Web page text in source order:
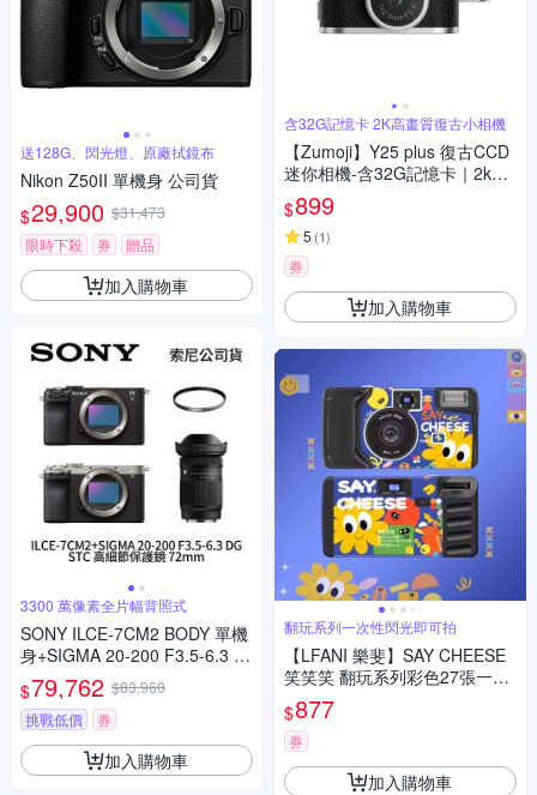
送128G、閃光燈、原廠拭鏡布
Nikon Z50II 單機身 公司貨
$29,900 $31,473
限時下殺
券 贈品
加入購物車
3300 萬像素全片幅背照式
SONY ILCE-7CM2 BODY 單機
身+SIGMA 20-200 F3.5-6.3 D
G+STC 高細節保護鏡 72mm A
7CM2 A7C二代 (公司貨)
$79,762 $83,960
挑戰低價
券
加入購物車
含32G記憶卡 2K高畫質復古小相機
【Zumoji】Y25 plus 復古CCD
迷你相機-含32G記憶卡｜2k畫
質 大螢幕 網紅推薦款 穿搭配件
聖誕禮物
$899
5 (1)
券
加入購物車
翻玩系列一次性閃光即可拍
【LFANI 樂斐】SAY CHEESE
笑笑笑 翻玩系列彩色27張一次
性閃光即可拍相機
$877
券
加入購物車